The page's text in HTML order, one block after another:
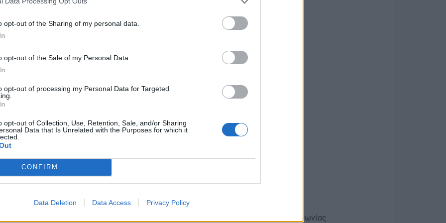
opt-out of the Sharing of my personal data.
opt-out of the Sale of my Personal Data.
opt-out of processing my Personal Data for Targeted
opt-out of Collection, Use, Retention, Sale, and/or Sharing
Data that Is Unrelated with the Purposes for which it
CONFIRM
Data Deletion Data Access Privacy Policy
Καλή αισθητική
Οργανωτικότητα και συνέπεια
Εμπειρία σε media, digital marketing ή social media
Γνώση newsletter platforms
Παροχές
Συμμετοχή σε ένα αναπτυσσόμενο digital media περιβάλλον
Ενασχόληση με τον χώρο της υγείας, του φαρμάκου και της ιατρικής επικοινωνίας